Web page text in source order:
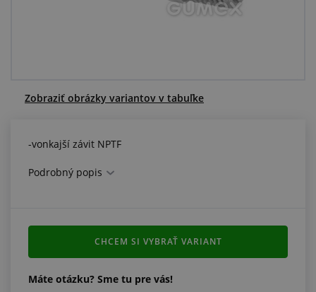
O nás a kariéra
Zobraziť obrázky variantov v tabuľke
-vonkajší závit NPTF
Podrobný popis
Máte otázku? Sme tu pre vás!
CHCEM SI VYBRAŤ VARIANT